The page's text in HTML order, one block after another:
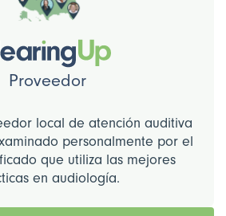
Proveedor
local de atención auditiva
personalmente por el
que utiliza las mejores
en audiología.